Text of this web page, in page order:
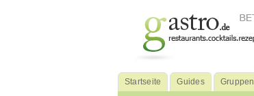
Startseite Guides Gruppen